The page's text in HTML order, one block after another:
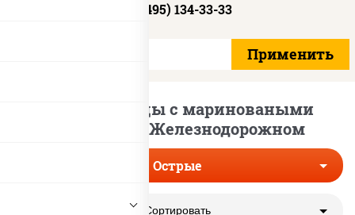
+7 (495) 134-33-33
Острые пиццы с мариноваными
огурцами в Железнодорожном
Острые
Сортировать